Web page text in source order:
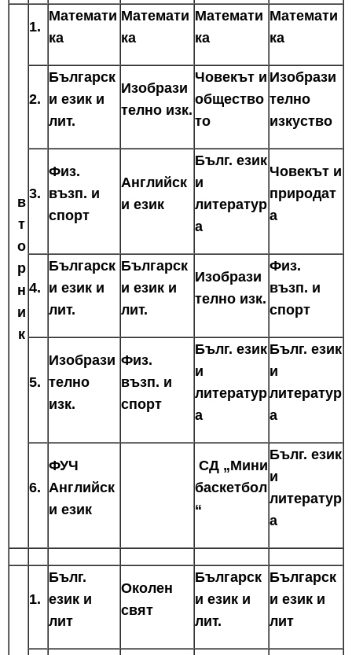
в
т
о
р
н
и
к
1.
Математи
ка
Математи
ка
Математи
ка
Математи
ка
2.
Българск
и език и
лит.
Изобрази
телно изк.
Човекът и
общество
то
Изобрази
телно
изкуство
3.
Физ.
възп. и
спорт
Английск
и език
Бълг. език
и
литератур
а
Човекът и
природат
а
4.
Българск
и език и
лит.
Българск
и език и
лит.
Изобрази
телно изк.
Физ.
възп. и
спорт
5.
Изобрази
телно
изк.
Физ.
възп. и
спорт
Бълг. език
и
литератур
а
Бълг. език
и
литератур
а
6.
ФУЧ
Английск
и език
СД „Мини
баскетбол
“
Бълг. език
и
литератур
а
1.
Бълг.
език и
лит
Околен
свят
Българск
и език и
лит.
Българск
и език и
лит